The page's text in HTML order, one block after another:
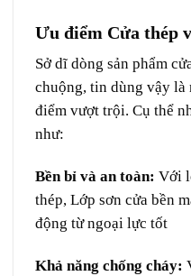
Ưu điểm Cửa thép
Sở dĩ dòng sản phẩm
chuộng, tin dùng vậy là
điểm vượt trội. Cụ thể
như:
Bền bỉ và an toàn: Với
thép, Lớp sơn cửa bền
động từ ngoại lực tốt
Khả năng chống cháy: